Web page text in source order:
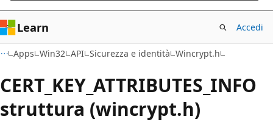
Learn Accedi
Apps Win32 API Sicurezza e identità Wincrypt.h
CERT_KEY_ATTRIBUTES_INFO
struttura (wincrypt.h)